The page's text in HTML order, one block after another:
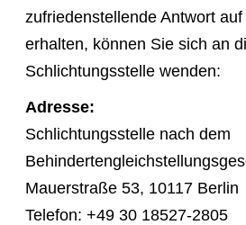
zufriedenstellende Antwort
erhalten, können Sie sich an
Schlichtungsstelle wenden:​
Adresse:
Schlichtungsstelle nach dem
Mauerstraße 53, 10117 Berlin​
Telefon: +49 30 18527-2805​